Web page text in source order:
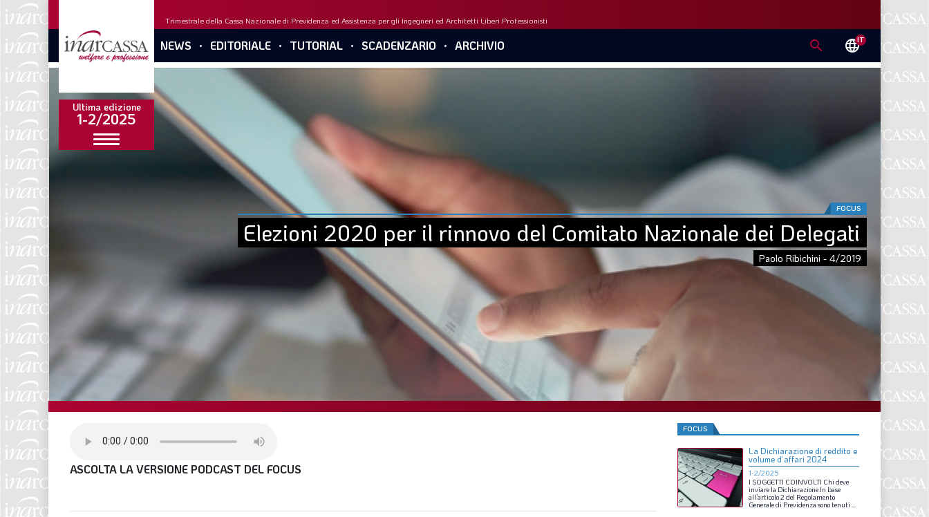
Ultima edizione
1-2/2025
Trimestrale della Cassa Nazionale di Previdenza ed Assistenza per gli Ingegneri ed Architetti Liberi Professionisti
NEWS EDITORIALE TUTORIAL SCADENZARIO ARCHIVIO search languageIT
FOCUS
Elezioni 2020 per il rinnovo del Comitato Nazionale dei Delegati
Paolo Ribichini - 4/2019
ASCOLTA LA VERSIONE PODCAST DEL FOCUS
FOCUS
La Dichiarazione di reddito e
volume d’affari 2024
1-2/2025
I SOGGETTI COINVOLTI Chi deve
inviare la Dichiarazione In base
all’articolo2 del Regolamento
Generaledi Previdenza sono tenuti